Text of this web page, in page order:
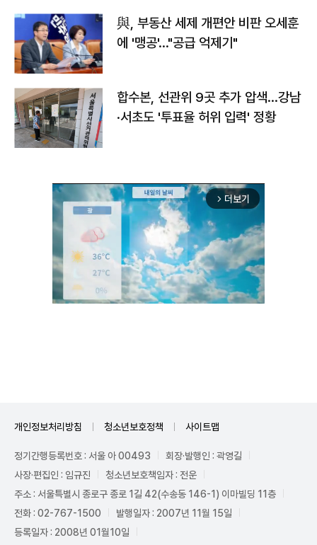
與, 부동산 세제 개편안 비판 오세훈
에 '맹공'…"공급 억제기"
합수본, 선관위 9곳 추가 압색…강남
·서초도 '투표율 허위 입력' 정황
arrow_forward_ios 더보기
개인정보처리방침 청소년보호정책 사이트맵
정기간행등록번호 : 서울 아 00493
회장·발행인 : 곽영길
사장·편집인 : 임규진
청소년보호책임자 : 전운
주소 : 서울특별시 종로구 종로 1길 42(수송동 146-1) 이마빌딩 11층
전화 : 02-767-1500
발행일자 : 2007년 11월 15일
등록일자 : 2008년 01월10일